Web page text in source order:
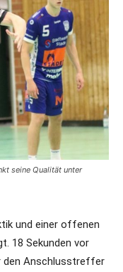
seine Qualität unter
und einer offenen
18 Sekunden vor
den Anschlusstreffer